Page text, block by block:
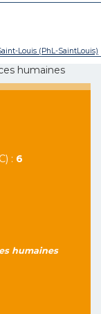
Louis (PhL-SaintLouis)
: 6
humaines